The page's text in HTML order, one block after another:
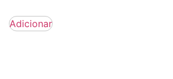
Adicionar